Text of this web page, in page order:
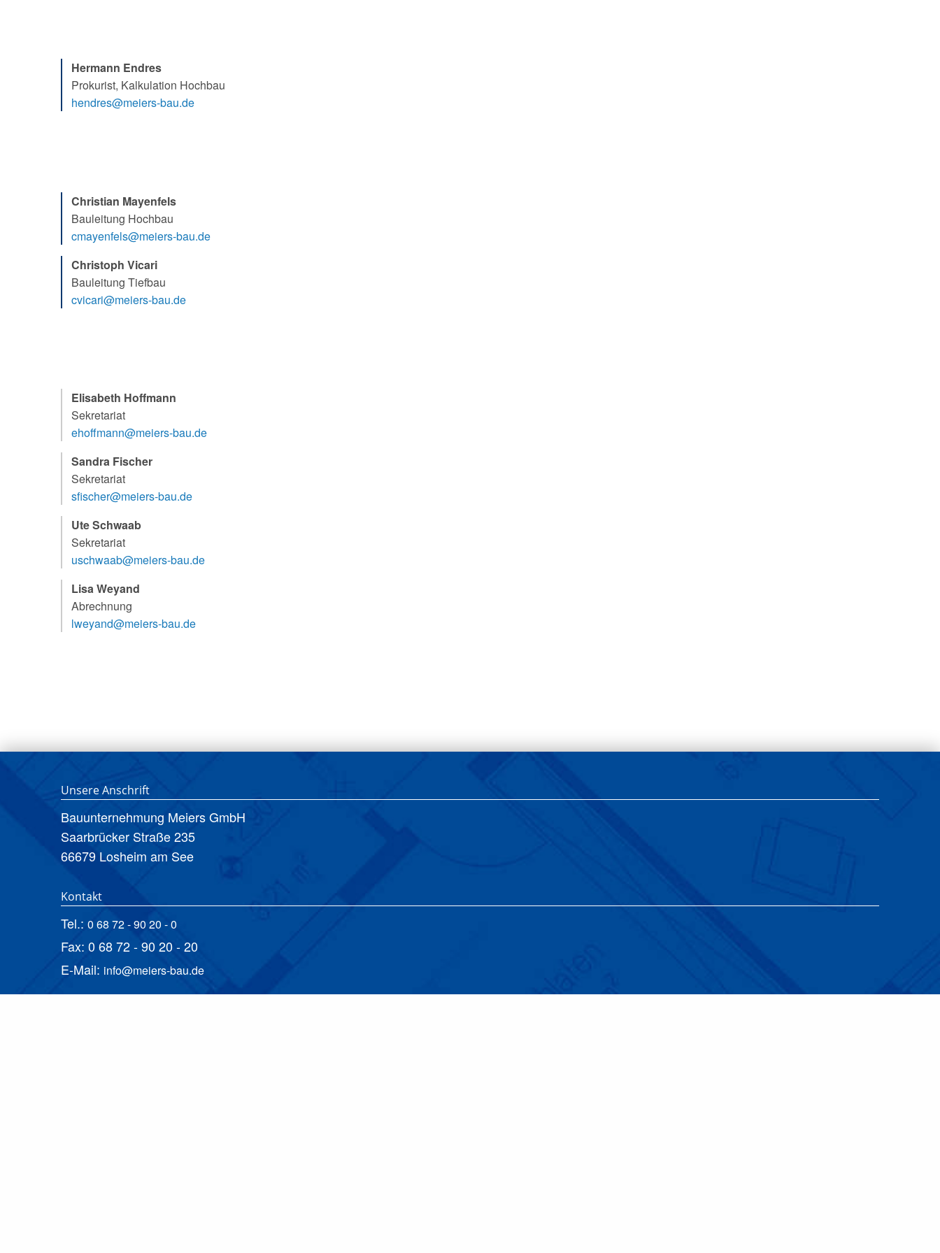
Hermann Endres
Prokurist, Kalkulation Hochbau
Christian Mayenfels
Bauleitung Hochbau
Christoph Vicari
Bauleitung Tiefbau
Elisabeth Hoffmann
Sekretariat
Sandra Fischer
Sekretariat
Ute Schwaab
Sekretariat
Lisa Weyand
Abrechnung
Unsere Anschrift
Bauunternehmung Meiers GmbH
Saarbrücker Straße 235
66679 Losheim am See
Kontakt
Tel.: 0 68 72 - 90 20 - 0
Fax: 0 68 72 - 90 20 - 20
E-Mail: